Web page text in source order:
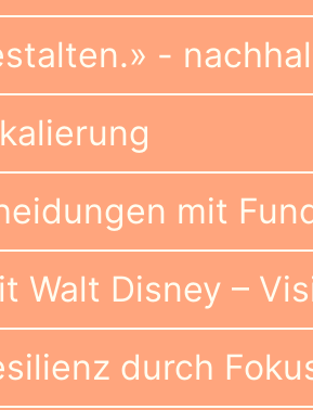
-
mit
Walt Disney –
durch